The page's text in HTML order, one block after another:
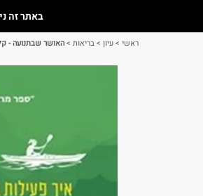
באתר זה
ראשי >עיון >בריאות >האושר שבתנועה -